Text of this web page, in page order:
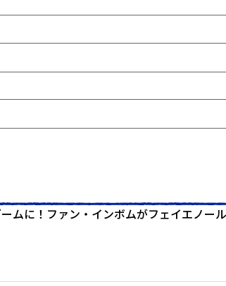
ムに！ファン・インボムがフェイエノール